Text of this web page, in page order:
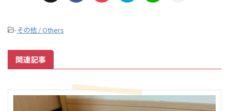
-その他 / Others
関連記事